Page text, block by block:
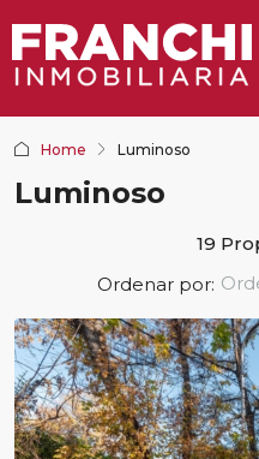
Home Luminoso
Luminoso
19
Ordenar por: